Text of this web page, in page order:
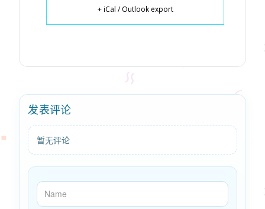
+ iCal / Outlook export
发表评论
暂无评论